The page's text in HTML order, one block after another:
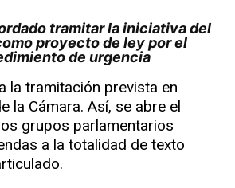
proyecto de ley por el
de urgencia
la tramitación prevista en
la Cámara. Así, se abre el
grupos parlamentarios
a la totalidad de texto